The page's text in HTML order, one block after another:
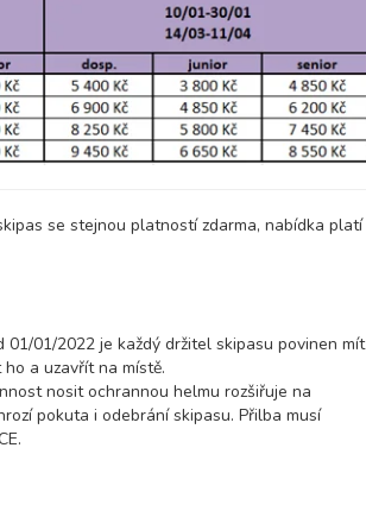
se stejnou platností zdarma, nabídka platí
01/2022 je každý držitel skipasu povinen mít
a uzavřít na místě.
nosit ochrannou helmu rozšiřuje na
pokuta i odebrání skipasu. Přilba musí